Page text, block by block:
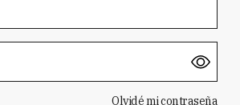
Olvidé mi contraseña